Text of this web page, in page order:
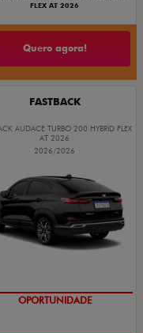
FLEX AT 2026
Quero agora!
FASTBACK
AUDACE TURBO 200 HYBRID FLEX
AT 2026
2026/2026
OPORTUNIDADE